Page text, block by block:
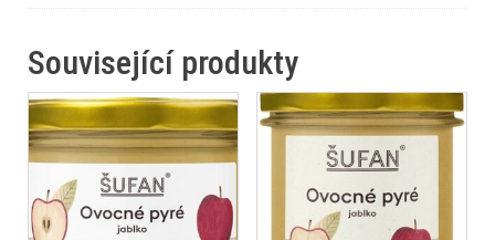
Související produkty